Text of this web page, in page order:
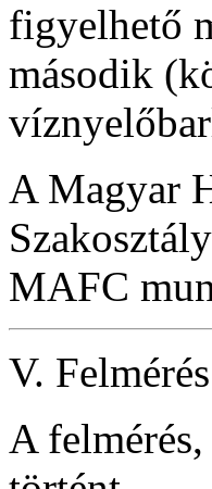
figyelhető
második
A Magyar
MAFC
V. Felmérés
A